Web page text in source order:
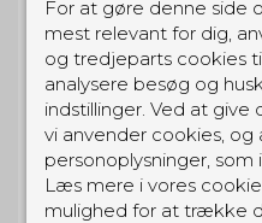
Eller hent i
GRATIS
Til pakkeboks
Gratis
For at gøre denne side
mest relevant for dig,
og tredjeparts cookies
analysere besøg og
indstillinger. Ved at
vi anvender cookies, og
personoplysninger, som
Læs mere i vores
mulighed for at trække